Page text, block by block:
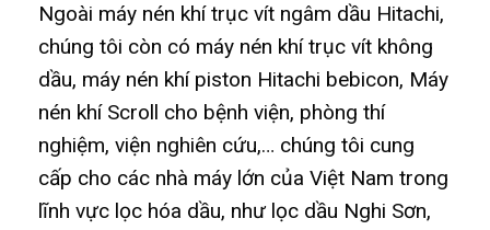
Ngoài máy nén khí trục vít ngâm dầu Hitachi,
chúng tôi còn có máy nén khí trục vít không
dầu, máy nén khí piston Hitachi bebicon, Máy
nén khí Scroll cho bệnh viện, phòng thí
nghiệm, viện nghiên cứu,… chúng tôi cung
cấp cho các nhà máy lớn của Việt Nam trong
lĩnh vực lọc hóa dầu, như lọc dầu Nghi Sơn,